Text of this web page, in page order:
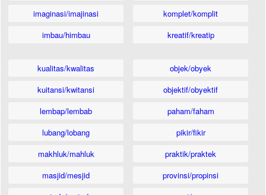
imaginasi/imajinasi
imbau/himbau
komplet/komplit
kreatif/kreatip
kualitas/kwalitas
kuitansi/kwitansi
lembap/lembab
lubang/lobang
makhluk/mahluk
masjid/mesjid
objek/obyek
objektif/obyektif
paham/faham
pikir/fikir
praktik/praktek
provinsi/propinsi